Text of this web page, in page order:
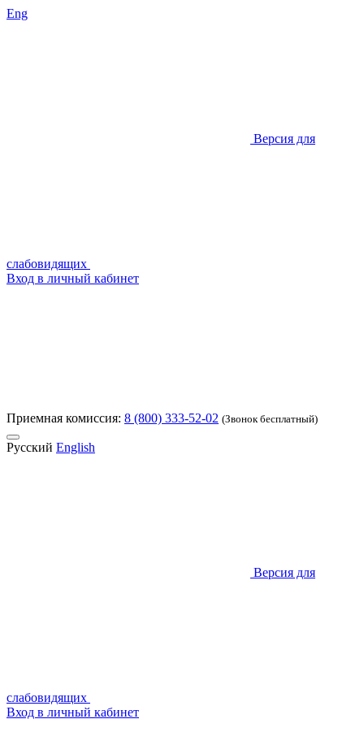
Eng
Версия для
слабовидящих
Вход в личный кабинет
Приемная комиссия: 8 (800) 333-52-02 (Звонок бесплатный)
Русский English
Версия для
слабовидящих
Вход в личный кабинет